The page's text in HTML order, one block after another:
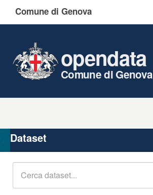
Comune di Genova
opendata
Comune di Genova
Organizzazioni
Gruppi
Dataset